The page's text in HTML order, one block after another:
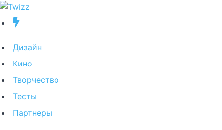
Дизайн
Кино
Творчество
Тесты
Партнеры